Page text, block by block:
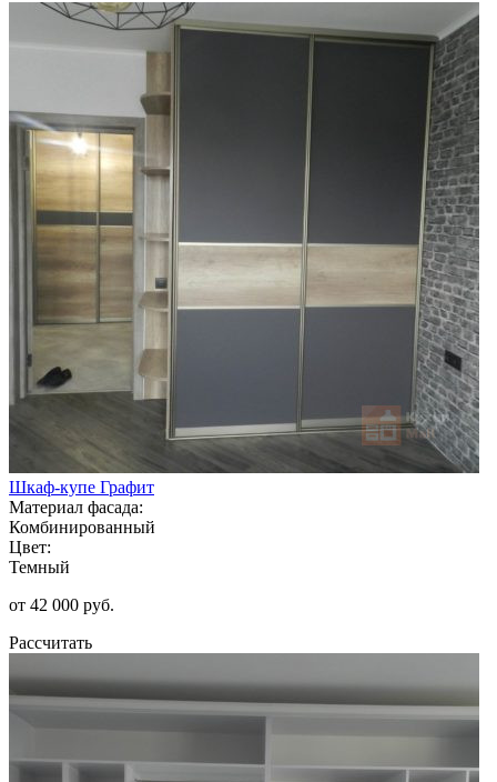
Шкаф-купе Графит
Материал фасада:
Комбинированный
Цвет:
Темный
от 42 000 руб.
Рассчитать